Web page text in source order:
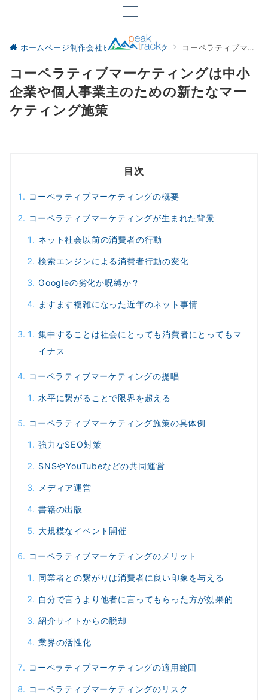
ホームページ制作会社ピーク・トラック コーペラティブマーケティングは中小企業や個人事業主のための新たなマーケティング施策
コーペラティブマーケティングは中小
企業や個人事業主のための新たなマー
ケティング施策
目次
コーペラティブマーケティングの概要
コーペラティブマーケティングが生まれた背景
ネット社会以前の消費者の行動
検索エンジンによる消費者行動の変化
Googleの劣化か呪縛か？
ますます複雑になった近年のネット事情
集中することは社会にとっても消費者にとってもマ
イナス
コーペラティブマーケティングの提唱
水平に繋がることで限界を超える
コーペラティブマーケティング施策の具体例
強力なSEO対策
SNSやYouTubeなどの共同運営
メディア運営
書籍の出版
大規模なイベント開催
コーペラティブマーケティングのメリット
同業者との繋がりは消費者に良い印象を与える
自分で言うより他者に言ってもらった方が効果的
紹介サイトからの脱却
業界の活性化
コーペラティブマーケティングの適用範囲
コーペラティブマーケティングのリスク